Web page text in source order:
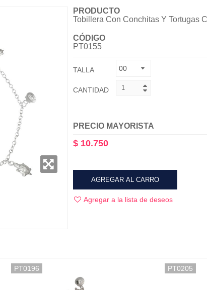
PRODUCTO
Tobillera Con Conchitas Y Tortugas
CÓDIGO
PT0155
TALLA
CANTIDAD
PRECIO MAYORISTA
$ 10.750
AGREGAR AL CARRO
Agregar a la lista de deseos
PT0196 PT0205